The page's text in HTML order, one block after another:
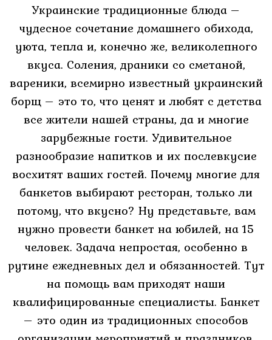
свиданий
Акции
Галерея
Контакты
RU
UK
Украинские традиционные блюда –
чудесное сочетание домашнего обихода,
уюта, тепла и, конечно же, великолепного
вкуса. Соления, драники со сметаной,
вареники, всемирно известный украинский
борщ – это то, что ценят и любят с детства
все жители нашей страны, да и многие
зарубежные гости. Удивительное
разнообразие напитков и их послевкусие
восхитят ваших гостей. Почему многие для
банкетов выбирают ресторан, только ли
потому, что вкусно? Ну представьте, вам
нужно провести банкет на юбилей, на 15
человек. Задача непростая, особенно в
рутине ежедневных дел и обязанностей. Тут
на помощь вам приходят наши
квалифицированные специалисты. Банкет
– это один из традиционных способов